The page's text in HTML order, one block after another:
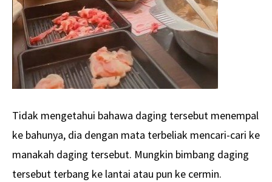
Tidak mengetahui bahawa daging tersebut menempal
ke bahunya, dia dengan mata terbeliak mencari-cari ke
manakah daging tersebut. Mungkin bimbang daging
tersebut terbang ke lantai atau pun ke cermin.